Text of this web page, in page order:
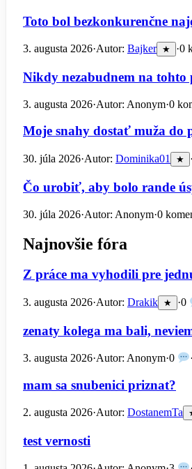
Toto bol bezkonkurenčne
3. augusta 2026·Autor: Bajker ★ ·0
Nikdy nezabudnem na tohto
3. augusta 2026·Autor: Anonym·0
Moje snahy dostať muža do
30. júla 2026·Autor: Dominika01 ★ ·
Čo urobiť, aby bolo rande
30. júla 2026·Autor: Anonym·0
Najnovšie fóra
Z práce ma vyhodili pre
3. augusta 2026·Autor: Drakik ★ ·0
zenaty kolega ma bali,
3. augusta 2026·Autor: Anonym·0
mam sa snubenici priznat?
2. augusta 2026·Autor: DostanemTa
test vernosti